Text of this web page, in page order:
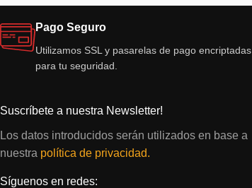
Pago Seguro
Utilizamos SSL y pasarelas de pago encriptadas
para tu seguridad.
Suscríbete a nuestra Newsletter!
Los datos introducidos serán utilizados en base a
nuestra política de privacidad.
Síguenos en redes: